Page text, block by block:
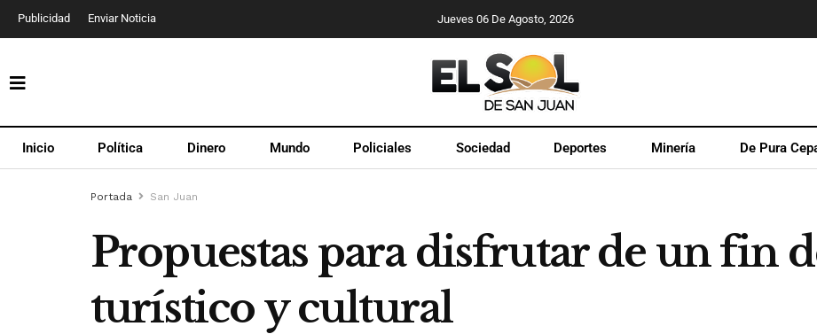
Publicidad Enviar Noticia Jueves 06 De Agosto, 2026
Inicio Política Dinero Mundo Policiales Sociedad Deportes Minería De Pura
Portada San Juan
Propuestas para disfrutar de un fin
turístico y cultural